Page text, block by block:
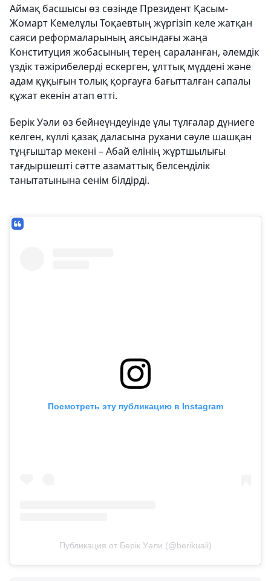
Аймақ басшысы өз сөзінде Президент Қасым-
Жомарт Кемелұлы Тоқаевтың жүргізіп келе жатқан
саяси реформаларының аясындағы жаңа
Конституция жобасының терең сараланған, әлемдік
үздік тәжірибелерді ескерген, ұлттық мүддені және
адам құқығын толық қорғауға бағытталған сапалы
құжат екенін атап өтті.
Берік Уәли өз бейнеүндеуінде ұлы тұлғалар дүниеге
келген, күллі қазақ даласына рухани сәуле шашқан
тұңғыштар мекені – Абай елінің жұртшылығы
тағдыршешті сәтте азаматтық белсенділік
танытатынына сенім білдірді.
Посмотреть эту публикацию в Instagram
Публикация от Берік Уәли (@berikuali)